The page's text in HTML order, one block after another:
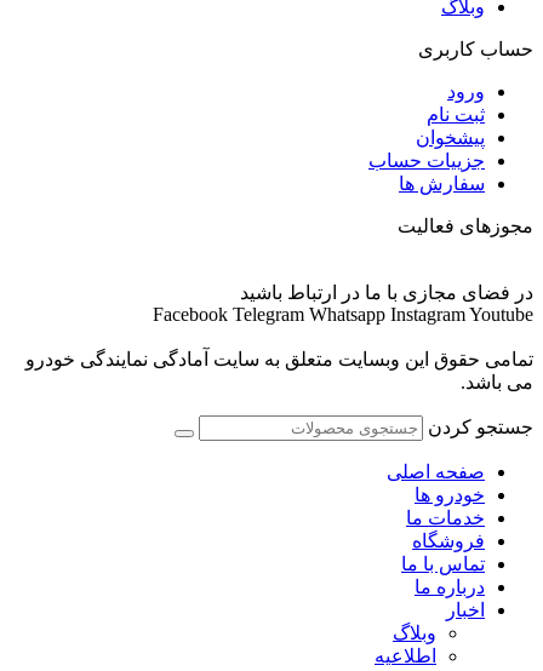
وبلاگ
حساب کاربری
ورود
ثبت نام
پیشخوان
جزییات حساب
سفارش ها
مجوزهای فعالیت
در فضای مجازی با ما در ارتباط باشید
Facebook Telegram Whatsapp InstagramYoutube
تمامی حقوق این وبسایت متعلق به سایت آمادگی نمایندگی خودرو
می باشد.
جستجو کردن
صفحه اصلی
خودرو ها
خدمات ما
فروشگاه
تماس با ما
درباره ما
اخبار
وبلاگ
اطلاعیه